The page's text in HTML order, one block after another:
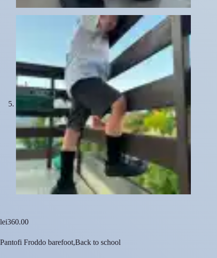
lei360.00
Pantofi Froddo barefoot,Back to school